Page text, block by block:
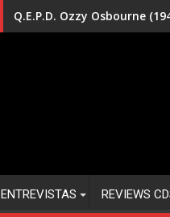
Q.E.P.D. Ozzy Osbourne
ENTREVISTAS REVIEWS